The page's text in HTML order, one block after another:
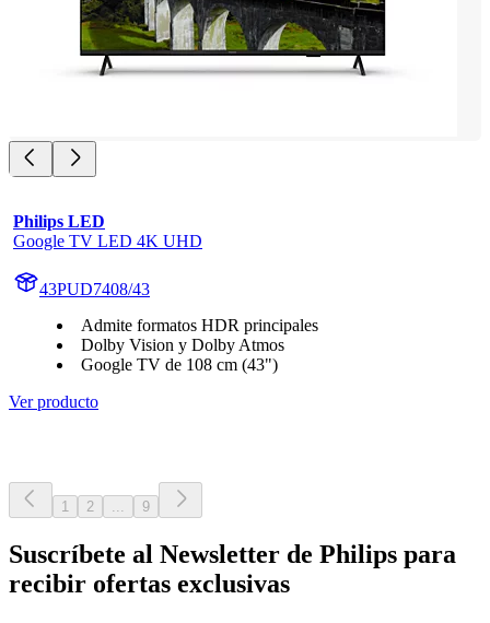
Philips LED
Google TV LED 4K UHD
43PUD7408/43
Admite formatos HDR principales
Dolby Vision y Dolby Atmos
Google TV de 108 cm (43")
Ver producto
1 2 ... 9
Suscríbete al Newsletter de Philips para
recibir ofertas exclusivas